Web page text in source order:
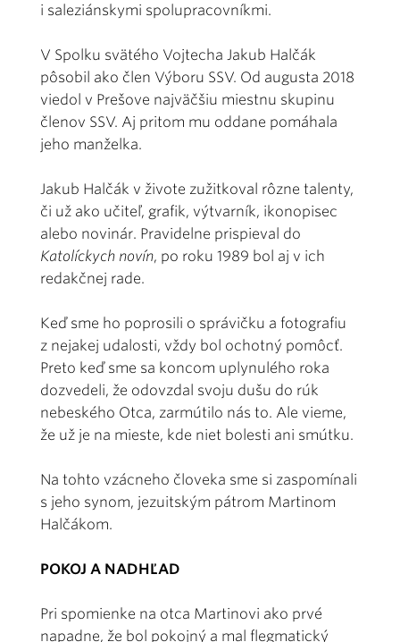
i saleziánskymi spolupracovníkmi.
V Spolku svätého Vojtecha Jakub Halčák
pôsobil ako člen Výboru SSV. Od augusta 2018
viedol v Prešove najväčšiu miestnu skupinu
členov SSV. Aj pritom mu oddane pomáhala
jeho manželka.
Jakub Halčák v živote zužitkoval rôzne talenty,
či už ako učiteľ, grafik, výtvarník, ikonopisec
alebo novinár. Pravidelne prispieval do
Katolíckych novín, po roku 1989 bol aj v ich
redakčnej rade.
Keď sme ho poprosili o správičku a fotografiu
z nejakej udalosti, vždy bol ochotný pomôcť.
Preto keď sme sa koncom uplynulého roka
dozvedeli, že odovzdal svoju dušu do rúk
nebeského Otca, zarmútilo nás to. Ale vieme,
že už je na mieste, kde niet bolesti ani smútku.
Na tohto vzácneho človeka sme si zaspomínali
s jeho synom, jezuitským pátrom Martinom
Halčákom.
POKOJ A NADHĽAD
Pri spomienke na otca Martinovi ako prvé
napadne, že bol pokojný a mal flegmatický